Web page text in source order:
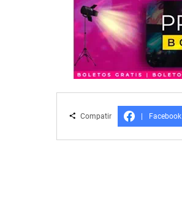
Compatir Facebook